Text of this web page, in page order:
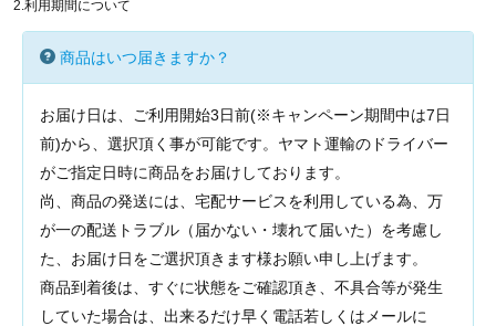
2.利用期間について
商品はいつ届きますか？
お届け日は、ご利用開始3日前(※キャンペーン期間中は7日
前)から、選択頂く事が可能です。ヤマト運輸のドライバー
がご指定日時に商品をお届けしております。
尚、商品の発送には、宅配サービスを利用している為、万
が一の配送トラブル（届かない・壊れて届いた）を考慮し
た、お届け日をご選択頂きます様お願い申し上げます。
商品到着後は、すぐに状態をご確認頂き、不具合等が発生
していた場合は、出来るだけ早く電話若しくはメールに